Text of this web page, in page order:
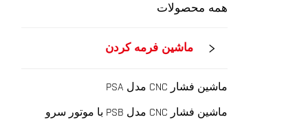
همه محصولات
ماشین فرمه کردن
ماشین فشار CNC مدل PSA
ماشین فشار CNC مدل PSB با موتور سرو